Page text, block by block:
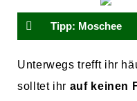
Tipp: Moschee
Unterwegs trefft ihr
solltet ihr auf keinen